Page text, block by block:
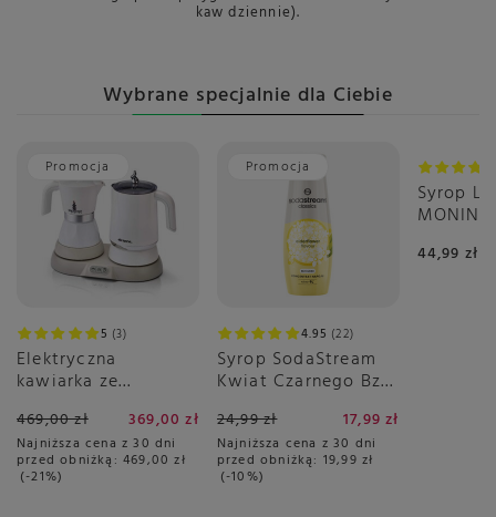
Więcej
Programowanie z poziomu
wyświetlacza
Nie
kaw dziennie).
Wybrane specjalnie dla Ciebie
Promocja
5 3
Elektryczna
kawiarka ze
1344 - Breakfast
Station 3w1
469,00 zł 369,00 zł
Najniższa cena z 30 dni
przed obniżką: 469,00 zł
-21%
Promocja
4.95 22
Syrop SodaStream
Kwiat Czarnego Bzu
24,99 zł 17,99 zł
Najniższa cena z 30 dni
przed obniżką: 19,99 zł
-10%
Syrop
MONIN
44,99 zł